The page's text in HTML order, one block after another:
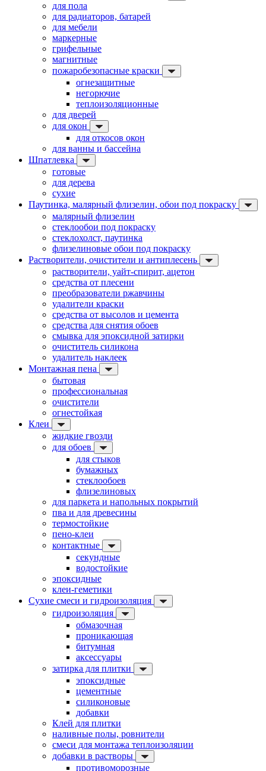
для пола
для радиаторов, батарей
для мебели
маркерные
грифельные
магнитные
пожаробезопасные краски
огнезащитные
негорючие
теплоизоляционные
для дверей
для окон
для откосов окон
для ванны и бассейна
Шпатлевка
готовые
для дерева
сухие
Паутинка, малярный флизелин, обои под покраску
малярный флизелин
стеклообои под покраску
стеклохолст, паутинка
флизелиновые обои под покраску
Растворители, очистители и антиплесень
растворители, уайт-спирит, ацетон
средства от плесени
преобразователи ржавчины
удалители краски
средства от высолов и цемента
средства для снятия обоев
смывка для эпоксидной затирки
очиститель силикона
удалитель наклеек
Монтажная пена
бытовая
профессиональная
очистители
огнестойкая
Клеи
жидкие гвозди
для обоев
для стыков
бумажных
стеклообоев
флизелиновых
для паркета и напольных покрытий
пва и для древесины
термостойкие
пено-клеи
контактные
секундные
водостойкие
эпоксидные
клеи-геметики
Сухие смеси и гидроизоляция
гидроизоляция
обмазочная
проникающая
битумная
аксессуары
затирка для плитки
эпоксидные
цементные
силиконовые
добавки
Клей для плитки
наливные полы, ровнители
смеси для монтажа теплоизоляции
добавки в растворы
противоморозные